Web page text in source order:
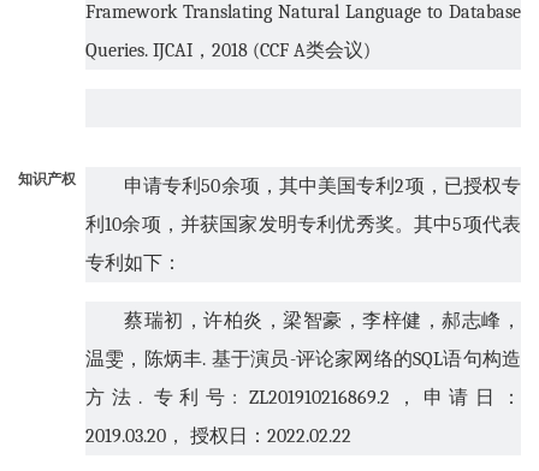
Framework Translating Natural Language to Database
Queries. IJCAI ， 2018 (CCF A类会议)
知识产权 申请专利50余项，其中美国专利2项，已授权专
利10余项，并获国家发明专利优秀奖。其中5项代表
专利如下：
蔡瑞初，许柏炎，梁智豪，李梓健，郝志峰，
温雯，陈炳丰. 基于演员-评论家网络的SQL语句构造
方法 . 专利号 : ZL201910216869.2 ，申请日：
2019.03.20 ， 授权日： 2022.02.22